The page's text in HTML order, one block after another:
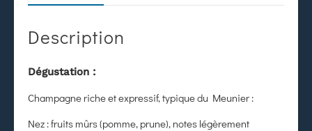
Description
Dégustation :
Champagne riche et expressif, typique du Meunier :
Nez : fruits mûrs (pomme, prune), notes légèrement